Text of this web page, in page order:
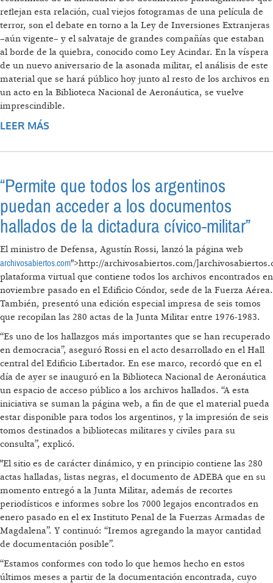
reflejan esta relación, cual viejos fotogramas de una película de
terror, son el debate en torno a la Ley de Inversiones Extranjeras
–aún vigente– y el salvataje de grandes compañías que estaban
al borde de la quiebra, conocido como Ley Acindar. En la víspera
de un nuevo aniversario de la asonada militar, el análisis de este
material que se hará público hoy junto al resto de los archivos en
un acto en la Biblioteca Nacional de Aeronáutica, se vuelve
imprescindible.
LEER MÁS
DICTADURA
“Permite que todos los argentinos
puedan acceder a los documentos
hallados de la dictadura cívico-militar”
El ministro de Defensa, Agustín Rossi, lanzó la página web
archivosabiertos.com">http://archivosabiertos.com/
plataforma virtual que contiene todos los archivos encontrados en
noviembre pasado en el Edificio Cóndor, sede de la Fuerza Aérea.
También, presentó una edición especial impresa de seis tomos
que recopilan las 280 actas de la Junta Militar entre 1976-1983.
“Es uno de los hallazgos más importantes que se han recuperado
en democracia”, aseguró Rossi en el acto desarrollado en el Hall
central del Edificio Libertador. En ese marco, recordó que en el
día de ayer se inauguró en la Biblioteca Nacional de Aeronáutica
un espacio de acceso público a los archivos hallados. “A esta
iniciativa se suman la página web, a fin de que el material pueda
estar disponible para todos los argentinos, y la impresión de seis
tomos destinados a bibliotecas militares y civiles para su
consulta”, explicó.
"El sitio es de carácter dinámico, y en principio contiene las 280
actas halladas, listas negras, el documento de ADEBA que en su
momento entregó a la Junta Militar, además de recortes
periodísticos e informes sobre los 7000 legajos encontrados en
enero pasado en el ex Instituto Penal de la Fuerzas Armadas de
Magdalena”. Y continuó: “Iremos agregando la mayor cantidad
de documentación posible”.
“Estamos conformes con todo lo que hemos hecho en estos
últimos meses a partir de la documentación encontrada, cuyo